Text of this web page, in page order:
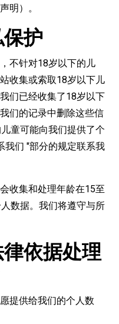
明）。
护
不针对18岁以下的儿
收集或索取18岁以下儿
们已经收集了18岁以下
们的记录中删除这些信
童可能向我们提供了个
我们 "部分的规定联系我
收集和处理年龄在15至
数据。我们将遵守与所
依据处理
提供给我们的个人数